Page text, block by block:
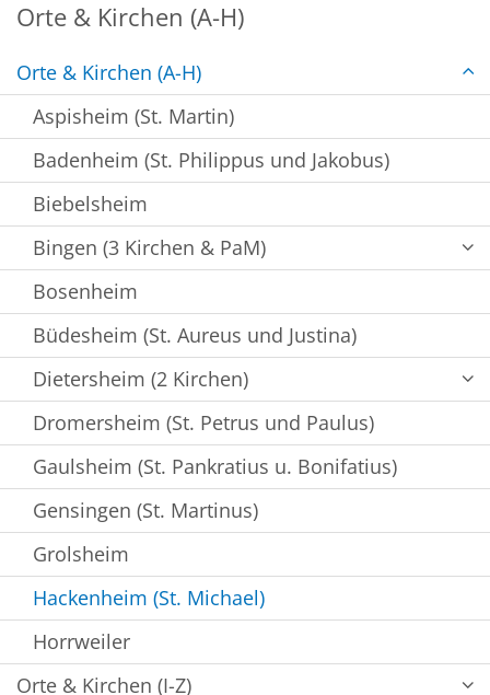
Orte & Kirchen (A-H)
Orte & Kirchen (A-H)
Aspisheim (St. Martin)
Badenheim (St. Philippus und Jakobus)
Biebelsheim
Bingen (3 Kirchen & PaM)
Bosenheim
Büdesheim (St. Aureus und Justina)
Dietersheim (2 Kirchen)
Dromersheim (St. Petrus und Paulus)
Gaulsheim (St. Pankratius u. Bonifatius)
Gensingen (St. Martinus)
Grolsheim
Hackenheim (St. Michael)
Horrweiler
Orte & Kirchen (I-Z)